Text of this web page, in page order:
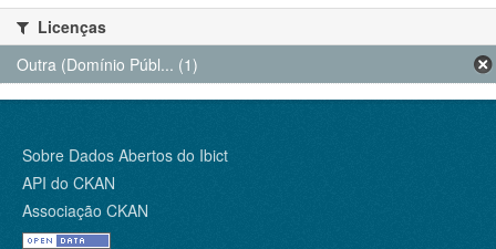
Licenças
Outra (Domínio Públ... (1)
Sobre Dados Abertos do Ibict
API do CKAN
Associação CKAN